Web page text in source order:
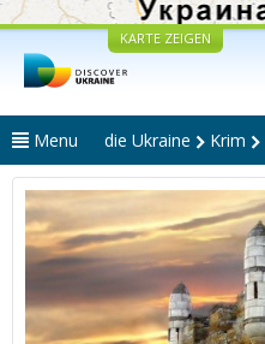
KARTE ZEIGEN
Menu die Ukraine Krim